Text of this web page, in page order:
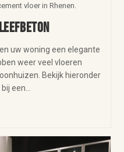
vloer in Rhenen.
uw woning een elegante
weer veel vloeren
Bekijk hieronder
een…